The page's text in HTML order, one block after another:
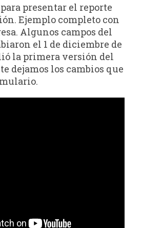
presentar el reporte
Ejemplo completo con
Algunos campos del
el 1 de diciembre de
la primera versión del
dejamos los cambios que